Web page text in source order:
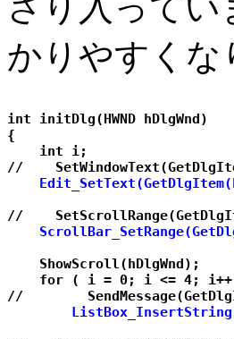
さり入って
かりやすくな
int initDlg(HWND hDlgWnd)
{
    int i;
    ShowScroll(hDlgWnd);
for ( i = 0; i <= 4;